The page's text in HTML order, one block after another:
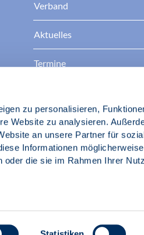
zu personalisieren,
Website zu analysieren.
an unsere Partner für
Informationen
die sie im Rahmen Ihrer
Verband
Aktuelles
Termine
Berufsethik
Fach- und Berufspolitik